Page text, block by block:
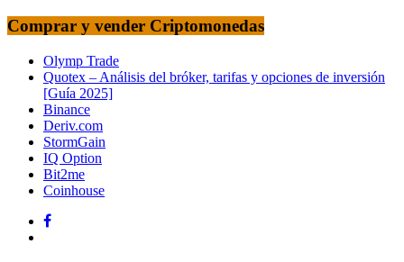
Comprar y vender Criptomonedas
Olymp Trade
Quotex – Análisis del bróker, tarifas y opciones de inversión
[Guía 2025]
Binance
Deriv.com
StormGain
IQ Option
Bit2me
Coinhouse